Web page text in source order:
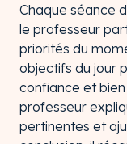
Chaque séance
le professeur
priorités du
objectifs du jour
confiance et
professeur
pertinentes et